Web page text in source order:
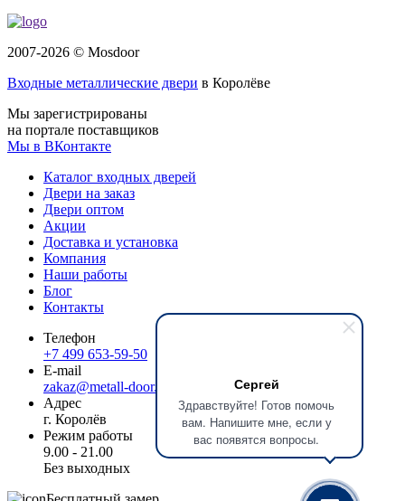
Сергей
Здравствуйте! Готов помочь
вам. Напишите мне, если у
вас появятся вопросы.
2007-2026 © Mosdoor
Входные металлические двери в Королёве
Мы зарегистрированы
на портале поставщиков
Мы в ВКонтакте
Каталог входных дверей
Двери на заказ
Двери оптом
Акции
Доставка и установка
Компания
Наши работы
Блог
Контакты
Телефон
+7 499 653-59-50
E-mail
zakaz@metall-door.ru
Адрес
г. Королёв
Режим работы
9.00 - 21.00
Без выходных